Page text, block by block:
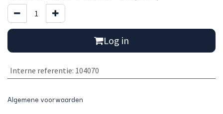
Log in
Interne referentie: 104070
Algemene voorwaarden